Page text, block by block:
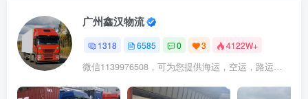
广州鑫汉物流
1318 6585 0 3 4122W+
微信1139976508，可为您提供海运，空运，路运，铁路运输